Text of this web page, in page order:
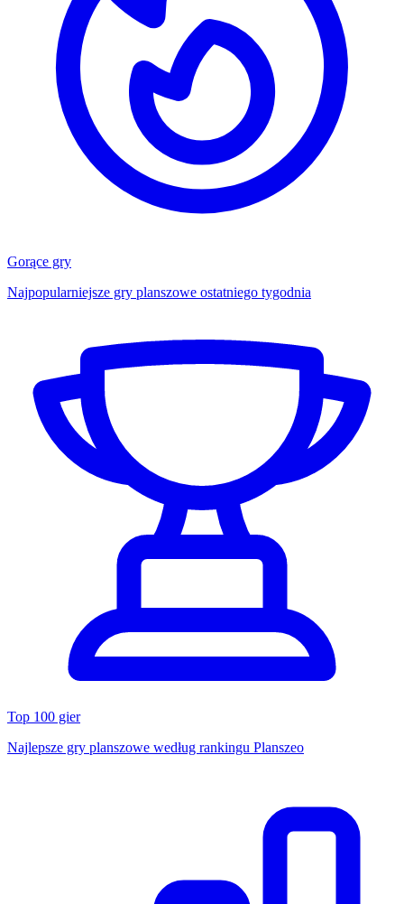
Gorące gry
Najpopularniejsze gry planszowe ostatniego tygodnia
Top 100 gier
Najlepsze gry planszowe według rankingu Planszeo